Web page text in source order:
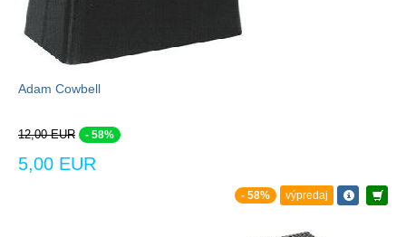
Adam Cowbell
12,00 EUR - 58%
5,00 EUR
- 58% výpredaj